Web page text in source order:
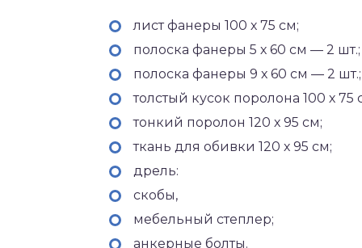
лист фанеры 100 х 75 см;
полоска фанеры 5 х 60 см — 2 шт.;
полоска фанеры 9 х 60 см — 2 шт.;
толстый кусок поролона 100 х 75
тонкий поролон 120 х 95 см;
ткань для обивки 120 х 95 см;
дрель:
скобы,
мебельный степлер;
анкерные болты.